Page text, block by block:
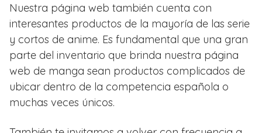
Nuestra página web también cuenta con
interesantes productos de la mayoría de las serie
y cortos de anime. Es fundamental que una gran
parte del inventario que brinda nuestra página
web de manga sean productos complicados de
ubicar dentro de la competencia española o
muchas veces únicos.